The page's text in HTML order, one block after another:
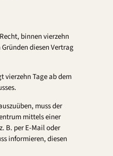
binnen vierzehn
diesen Vertrag
vierzehn Tage ab dem
muss der
mittels einer
B. per E-Mail oder
informieren, diesen